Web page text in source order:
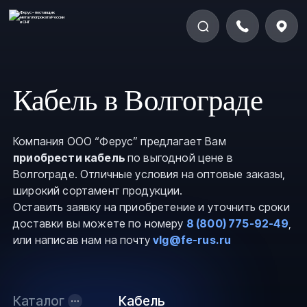
Кабель в Волгограде
Компания ООО “Ферус” предлагает Вам
приобрести кабель по выгодной цене в
Волгограде. Отличные условия на оптовые заказы,
широкий сортамент продукции.
Оставить заявку на приобретение и уточнить сроки
доставки вы можете по номеру 8 (800) 775-92-49,
или написав нам на почтуvlg@fe-rus.ru
Каталог Кабель